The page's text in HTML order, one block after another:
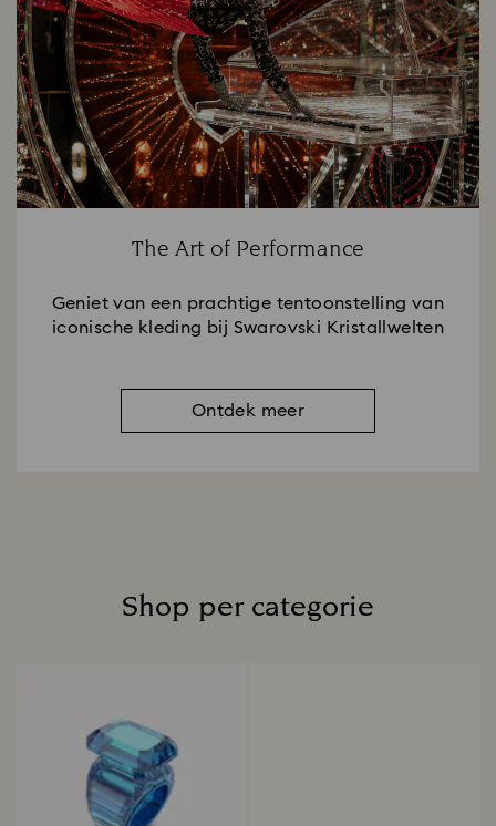
The Art of Performance
Geniet van een prachtige tentoonstelling van
iconische kleding bij Swarovski Kristallwelten
Ontdek meer
Shop per categorie